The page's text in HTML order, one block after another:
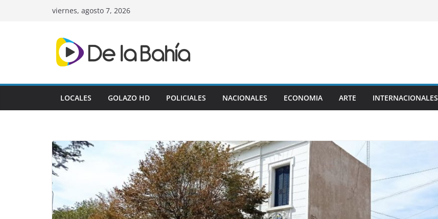
viernes, agosto 7, 2026
LOCALES GOLAZO HD POLICIALES NACIONALES ECONOMIA ARTE INTERNACIONALES